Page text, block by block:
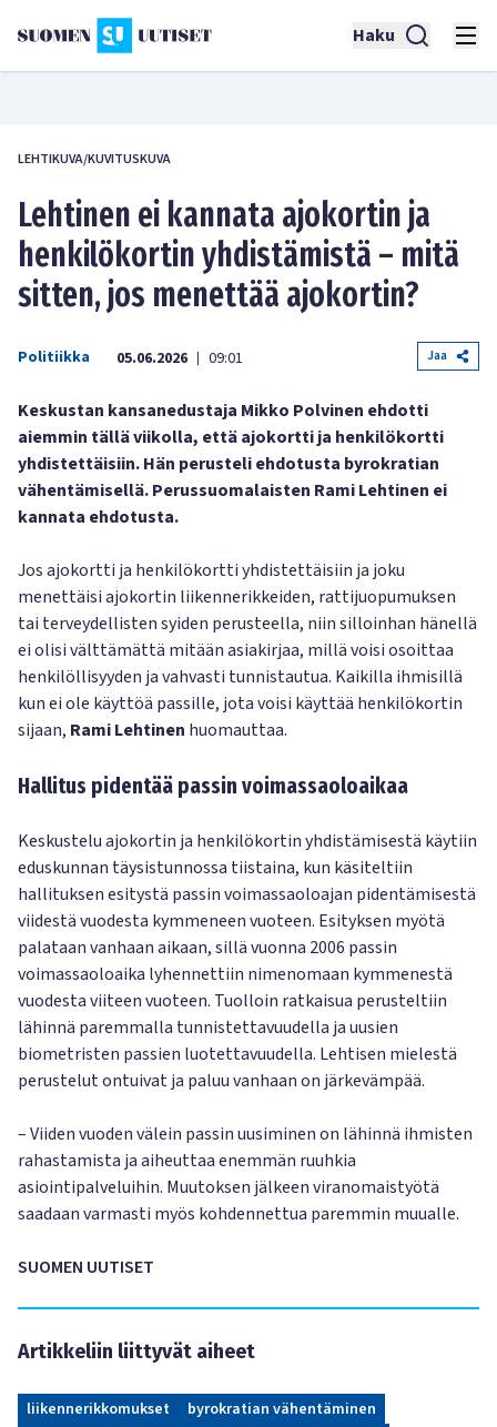
Haku
LEHTIKUVA/KUVITUSKUVA
Lehtinen ei kannata ajokortin ja
henkilökortin yhdistämistä – mitä
sitten, jos menettää ajokortin?
Politiikka 05.06.2026 | 09:01 Jaa
Keskustan kansanedustaja Mikko Polvinen ehdotti
aiemmin tällä viikolla, että ajokortti ja henkilökortti
yhdistettäisiin. Hän perusteli ehdotusta byrokratian
vähentämisellä. Perussuomalaisten Rami Lehtinen ei
kannata ehdotusta.
Jos ajokortti ja henkilökortti yhdistettäisiin ja joku
menettäisi ajokortin liikennerikkeiden, rattijuopumuksen
tai terveydellisten syiden perusteella, niin silloinhan hänellä
ei olisi välttämättä mitään asiakirjaa, millä voisi osoittaa
henkilöllisyyden ja vahvasti tunnistautua. Kaikilla ihmisillä
kun ei ole käyttöä passille, jota voisi käyttää henkilökortin
sijaan, Rami Lehtinen huomauttaa.
Hallitus pidentää passin voimassaoloaikaa
Keskustelu ajokortin ja henkilökortin yhdistämisestä käytiin
eduskunnan täysistunnossa tiistaina, kun käsiteltiin
hallituksen esitystä passin voimassaoloajan pidentämisestä
viidestä vuodesta kymmeneen vuoteen. Esityksen myötä
palataan vanhaan aikaan, sillä vuonna 2006 passin
voimassaoloaika lyhennettiin nimenomaan kymmenestä
vuodesta viiteen vuoteen. Tuolloin ratkaisua perusteltiin
lähinnä paremmalla tunnistettavuudella ja uusien
biometristen passien luotettavuudella. Lehtisen mielestä
perustelut ontuivat ja paluu vanhaan on järkevämpää.
– Viiden vuoden välein passin uusiminen on lähinnä ihmisten
rahastamista ja aiheuttaa enemmän ruuhkia
asiointipalveluihin. Muutoksen jälkeen viranomaistyötä
saadaan varmasti myös kohdennettua paremmin muualle.
SUOMEN UUTISET
Artikkeliin liittyvät aiheet
liikennerikkomukset
byrokratian vähentäminen